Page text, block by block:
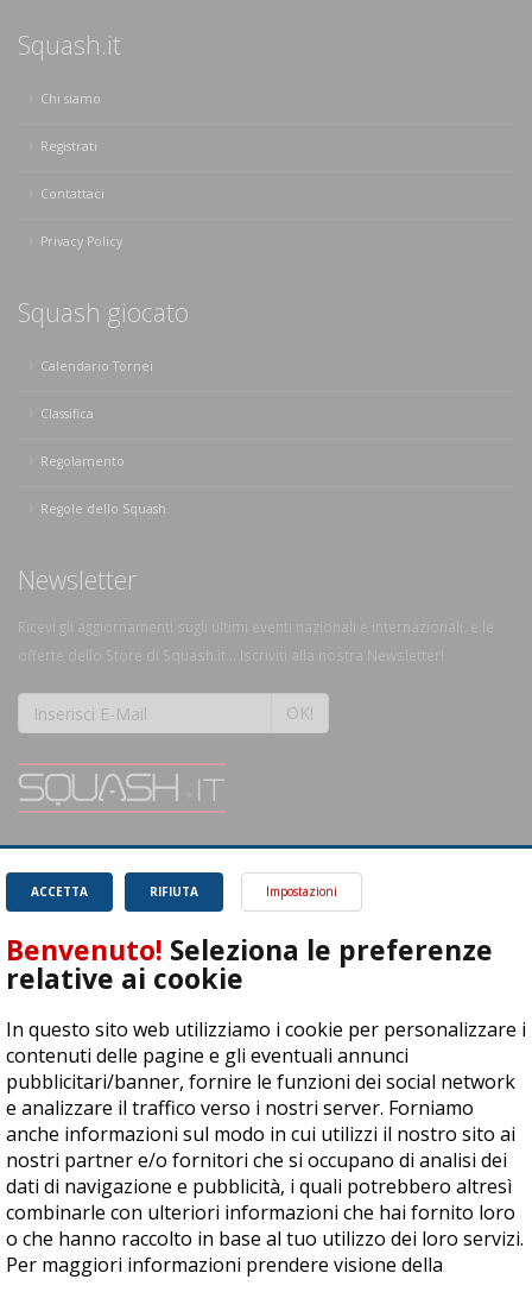
Squash.it
Chi siamo
Registrati
Contattaci
Privacy Policy
Squash giocato
Calendario Tornei
Classifica
Regolamento
Regole dello Squash
Newsletter
Ricevi gli aggiornamenti sugli ultimi eventi nazionali e internazionali, e le
offerte dello Store di Squash.it... Iscriviti alla nostra Newsletter!
OK!
SQUASH.it: Il punto di riferimento quotidiano per tutti gli amanti di questo
magnifico sport.
Leggi
RIFIUTA
ACCETTA Impostazioni
Benvenuto! Seleziona le preferenze
relative ai cookie
In questo sito web utilizziamo i cookie per personalizzare i
contenuti delle pagine e gli eventuali annunci
pubblicitari/banner, fornire le funzioni dei social network
e analizzare il traffico verso i nostri server. Forniamo
anche informazioni sul modo in cui utilizzi il nostro sito ai
nostri partner e/o fornitori che si occupano di analisi dei
dati di navigazione e pubblicità, i quali potrebbero altresì
combinarle con ulteriori informazioni che hai fornito loro
o che hanno raccolto in base al tuo utilizzo dei loro servizi.
Per maggiori informazioni prendere visione della
ASD Let's Sport - Via T. Olivelli 3, 25014 Castenedolo (BS) - P. Iva:
04278030988
© Copyright 2015 | All Rights Reserved - Powered byDynDevice
Privacy Policy Cookie Policy Accessibilità Sitemap